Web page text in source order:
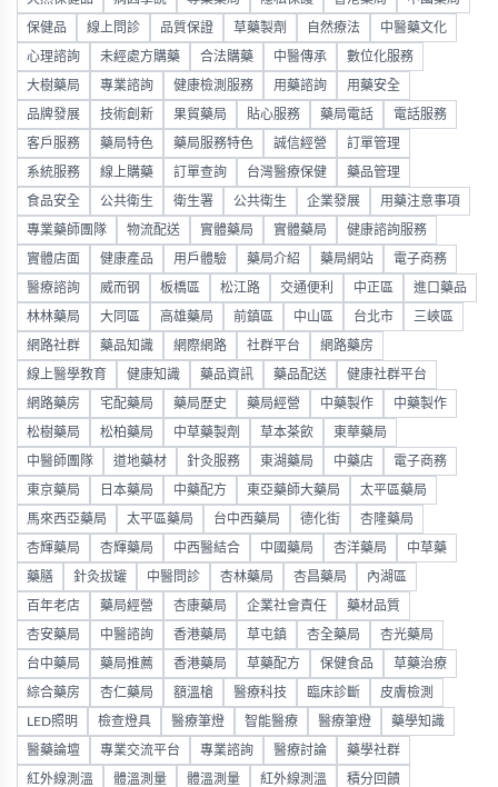
保健品 線上問診 品質保證 草藥製劑 自然療法 中醫藥文化
心理諮詢 未經處方購藥 合法購藥 中醫傳承 數位化服務
大樹藥局 專業諮詢 健康檢測服務 用藥諮詢 用藥安全
品牌發展 技術創新 果貿藥局 貼心服務 藥局電話 電話服務
客戶服務 藥局特色 藥局服務特色 誠信經營 訂單管理
系統服務 線上購藥 訂單查詢 台灣醫療保健 藥品管理
食品安全 公共衛生 衛生署 公共衛生 企業發展 用藥注意事項
專業藥師團隊 物流配送 實體藥局 實體藥局 健康諮詢服務
實體店面 健康產品 用戶體驗 藥局介紹 藥局網站 電子商務
醫療諮詢 威而钢 板橋區 松江路 交通便利 中正區 進口藥品
林林藥局 大同區 高雄藥局 前鎮區 中山區 台北市 三峽區
網路社群 藥品知識 網際網路 社群平台 網路藥房
線上醫學教育 健康知識 藥品資訊 藥品配送 健康社群平台
網路藥房 宅配藥局 藥局歷史 藥局經營 中藥製作 中藥製作
松樹藥局 松柏藥局 中草藥製劑 草本茶飲 東華藥局
中醫師團隊 道地藥材 針灸服務 東湖藥局 中藥店 電子商務
東京藥局 日本藥局 中藥配方 東亞藥師大藥局 太平區藥局
馬來西亞藥局 太平區藥局 台中西藥局 德化街 杏隆藥局
杏輝藥局 杏輝藥局 中西醫結合 中國藥局 杏洋藥局 中草藥
藥膳 針灸拔罐 中醫問診 杏林藥局 杏昌藥局 內湖區
百年老店 藥局經營 杏康藥局 企業社會責任 藥材品質
杏安藥局 中醫諮詢 香港藥局 草屯鎮 杏全藥局 杏光藥局
台中藥局 藥局推薦 香港藥局 草藥配方 保健食品 草藥治療
綜合藥房 杏仁藥局 額溫槍 醫療科技 臨床診斷 皮膚檢測
LED照明 檢查燈具 醫療筆燈 智能醫療 醫療筆燈 藥學知識
醫藥論壇 專業交流平台 專業諮詢 醫療討論 藥學社群
紅外線測溫 體溫測量 體溫測量 紅外線測溫 積分回饋